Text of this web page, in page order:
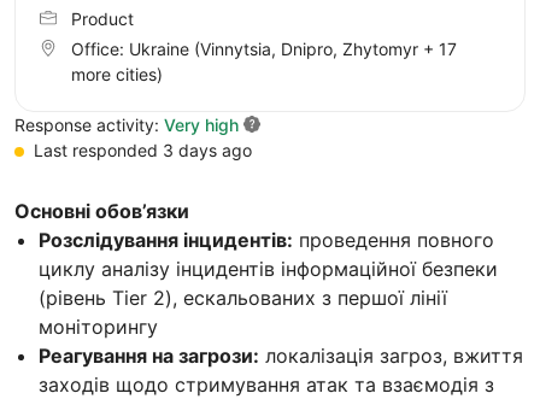
Основні обов’язки
Розслідування інцидентів: проведення повного
циклу аналізу інцидентів інформаційної безпеки
(рівень Tier 2), ескальованих з першої лінії
моніторингу
Реагування на загрози: локалізація загроз, вжиття
заходів щодо стримування атак та взаємодія з
Product
Office: Ukraine (Vinnytsia, Dnipro, Zhytomyr + 17
more cities)
Response activity: Very high
Last responded 3 days ago